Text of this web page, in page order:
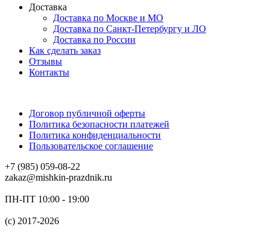
Доставка
Доставка по Москве и МО
Доставка по Санкт-Петербургу и ЛО
Доставка по России
Как сделать заказ
Отзывы
Контакты
Договор публичной оферты
Политика безопасности платежей
Политика конфиденциальности
Пользовательское соглашение
+7 (985) 059-08-22
zakaz@mishkin-prazdnik.ru
ПН-ПТ 10:00 - 19:00
(c) 2017-2026